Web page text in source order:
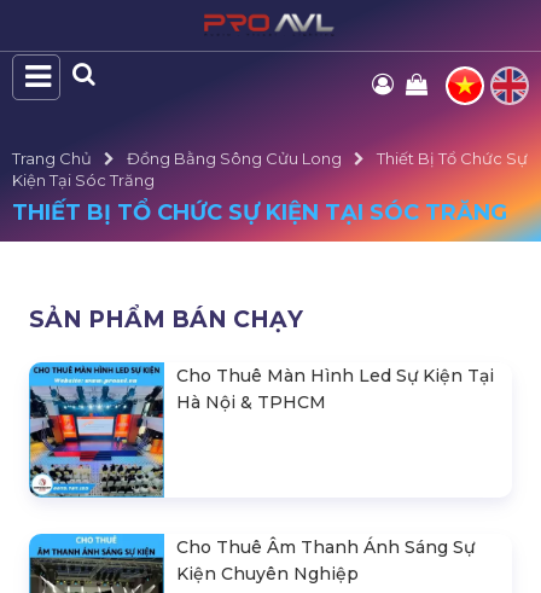
Trang Chủ Đồng Bằng Sông Cửu Long
Thiết Bị Tổ Chức Sự
Kiện Tại Sóc Trăng
THIẾT BỊ TỔ CHỨC SỰ KIỆN TẠI SÓC TRĂNG
SẢN PHẨM BÁN CHẠY
Cho Thuê Màn Hình Led Sự Kiện Tại
Hà Nội & TPHCM
Cho Thuê Âm Thanh Ánh Sáng Sự
Kiện Chuyên Nghiệp